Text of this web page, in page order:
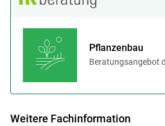
Pflanzenbau
Beratungsangebot
Weitere Fachinformation